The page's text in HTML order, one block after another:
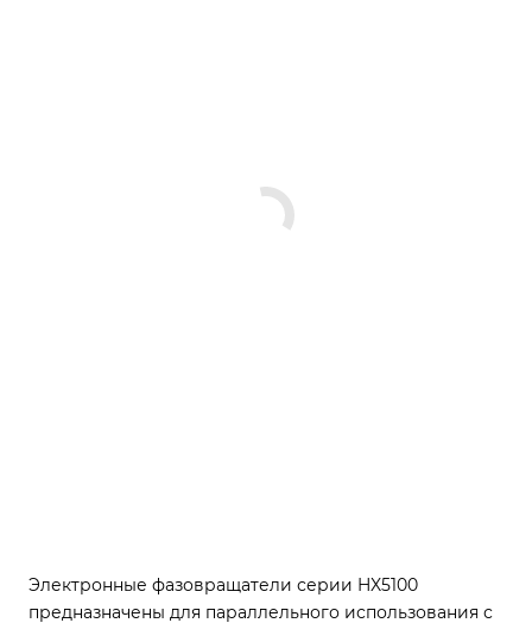
Электронные фазовращатели серии HX5100
предназначены для параллельного использования с